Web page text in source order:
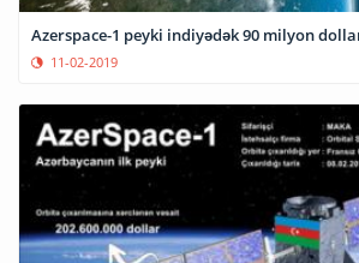
Azerspace-1 peyki indiyədək 90 milyon
11-02-2019